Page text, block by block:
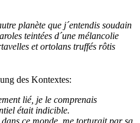
planète que j´entendis soudain
teintées d´une mélancolie
et ortolans truffés rôtis
des Kontextes:
lié, je le comprenais
était indicible.